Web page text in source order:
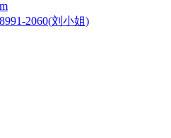
2060(刘小姐)